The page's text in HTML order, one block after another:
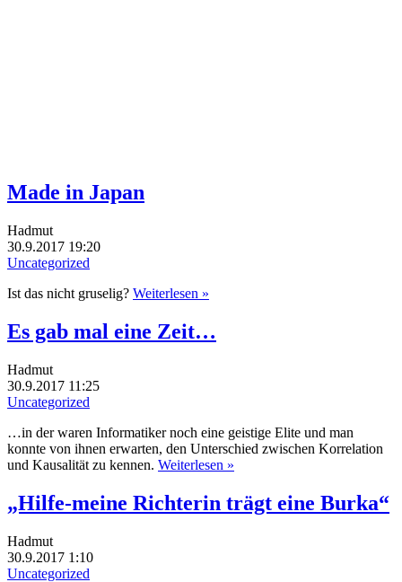
Made in Japan
Hadmut
30.9.2017 19:20
Uncategorized
Ist das nicht gruselig? Weiterlesen »
Es gab mal eine Zeit…
Hadmut
30.9.2017 11:25
Uncategorized
…in der waren Informatiker noch eine geistige Elite und man
konnte von ihnen erwarten, den Unterschied zwischen Korrelation
und Kausalität zu kennen. Weiterlesen »
„Hilfe-meine Richterin trägt eine Burka“
Hadmut
30.9.2017 1:10
Uncategorized